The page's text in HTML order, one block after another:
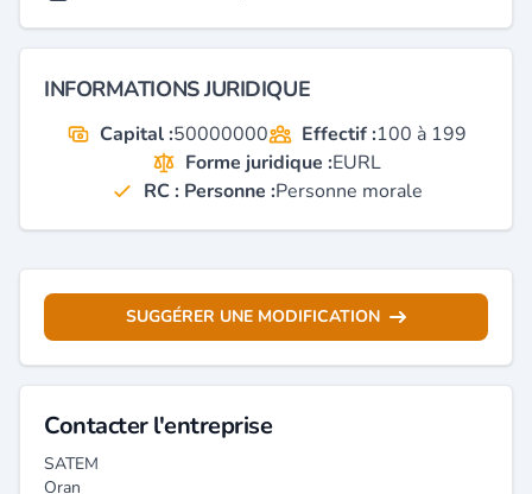
INFORMATIONS JURIDIQUE
Capital :50000000 Effectif :100 à 199
Forme juridique :EURL
RC : Personne :Personne morale
SUGGÉRER UNE MODIFICATION
Contacter l'entreprise
SATEM
Oran